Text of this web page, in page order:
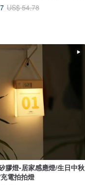
US$ 54.78
膠燈-居家感應燈/生日中秋
電拍拍燈